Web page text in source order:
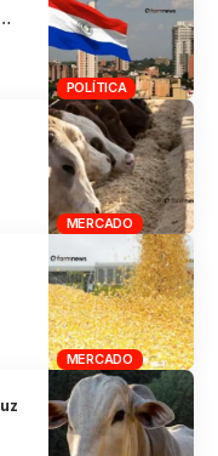
POLÍTICA
MERCADO
MERCADO